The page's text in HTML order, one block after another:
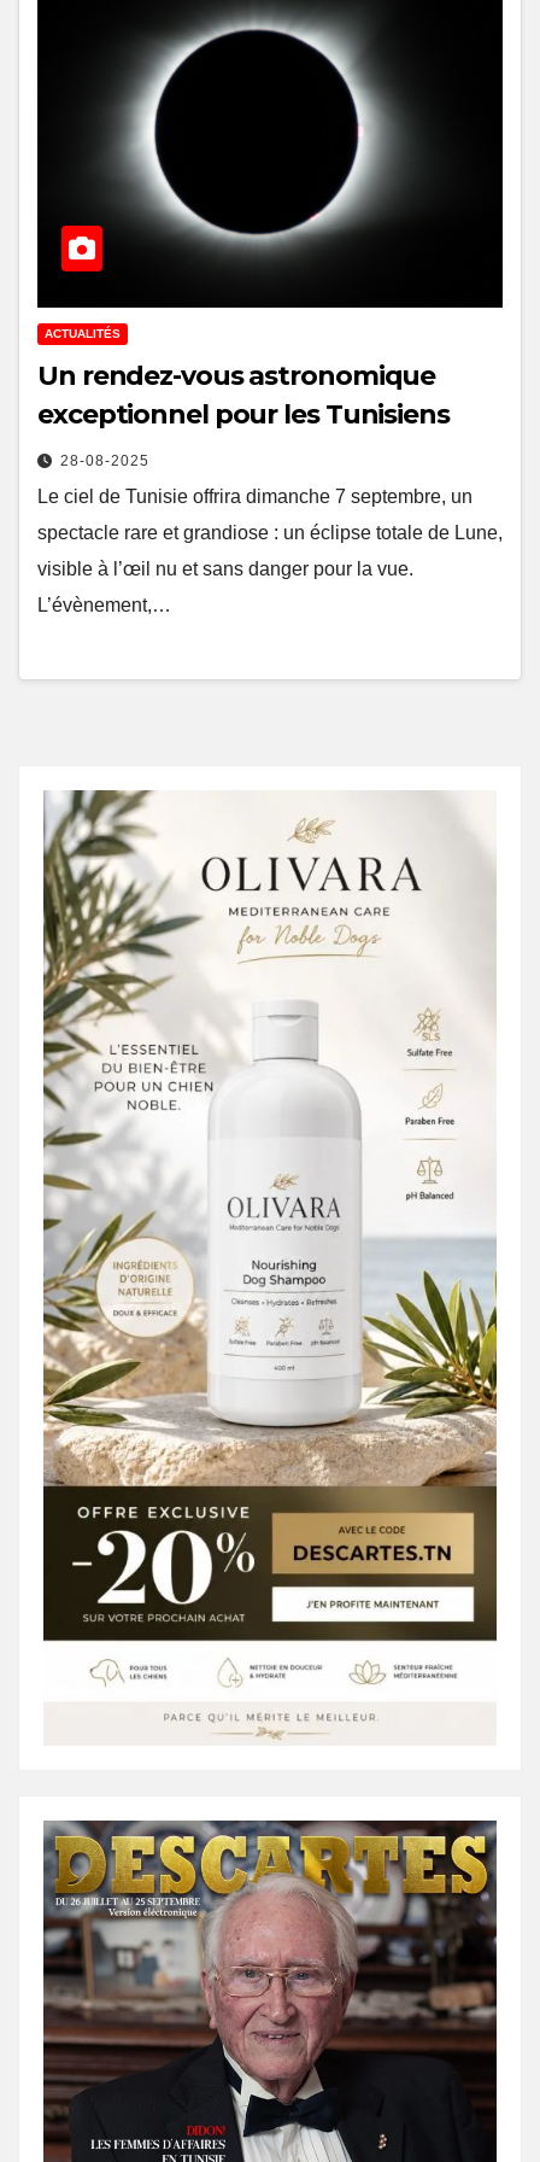
ACTUALITÉS
Un rendez-vous astronomique
exceptionnel pour les Tunisiens
28-08-2025
Le ciel de Tunisie offrira dimanche 7 septembre, un
spectacle rare et grandiose : un éclipse totale de Lune,
visible à l’œil nu et sans danger pour la vue.
L’évènement,…